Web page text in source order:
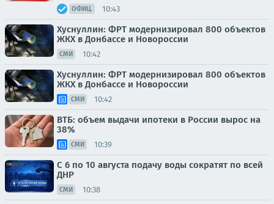
ОФИЦ. 10:43
Хуснуллин: ФРТ модернизировал 800 объектов
ЖКХ в Донбассе и Новороссии
СМИ 10:42
Хуснуллин: ФРТ модернизировал 800 объектов
ЖКХ в Донбассе и Новороссии
СМИ 10:42
ВТБ: объем выдачи ипотеки в России вырос на
38%
СМИ 10:39
С 6 по 10 августа подачу воды сократят по всей
ДНР
СМИ 10:38